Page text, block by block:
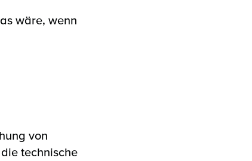
wäre, wenn
von
technische